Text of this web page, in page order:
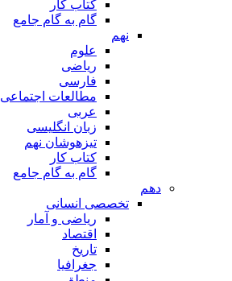
کتاب کار
گام به گام جامع
نهم
علوم
ریاضی
فارسی
مطالعات اجتماعی
عربی
زبان انگلیسی
تیزهوشان نهم
کتاب کار
گام به گام جامع
دهم
تخصصی انسانی
ریاضی و آمار
اقتصاد
تاریخ
جغرافیا